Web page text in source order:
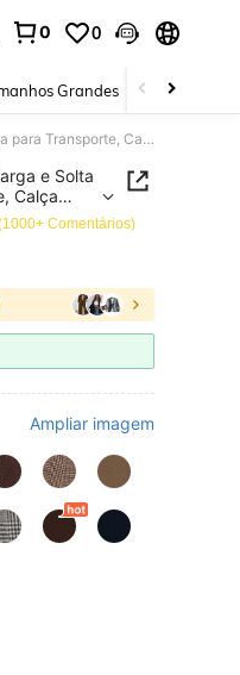
0 0
Grandes Joias e
Radiana Calça Pantalona Preta Larga e Solta de Moda Minimalista para Mulheres Plus Size, Calça para Transporte, Calça Pantalona Preta, Calça Pantalona de Cintura Alta, Calça Social Preta, Primavera/Verão
e Solta
Calça
Pantalona
Verão
Comentários)
Ampliar imagem